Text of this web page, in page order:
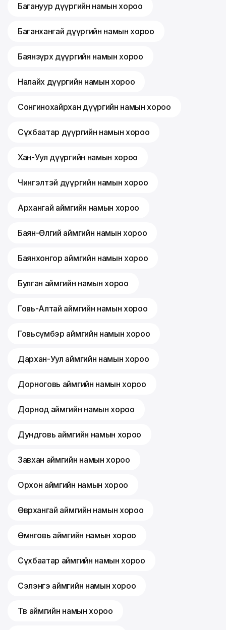
Багануур дүүргийн намын хороо
Баганхангай дүүргийн намын хороо
Баянзүрх дүүргийн намын хороо
Налайх дүүргийн намын хороо
Сонгинохайрхан дүүргийн намын хороо
Сүхбаатар дүүргийн намын хороо
Хан-Уул дүүргийн намын хороо
Чингэлтэй дүүргийн намын хороо
Архангай аймгийн намын хороо
Баян-Өлгий аймгийн намын хороо
Баянхонгор аймгийн намын хороо
Булган аймгийн намын хороо
Говь-Алтай аймгийн намын хороо
Говьсүмбэр аймгийн намын хороо
Дархан-Уул аймгийн намын хороо
Дорноговь аймгийн намын хороо
Дорнод аймгийн намын хороо
Дундговь аймгийн намын хороо
Завхан аймгийн намын хороо
Орхон аймгийн намын хороо
Өвөрхангай аймгийн намын хороо
Өмнөговь аймгийн намын хороо
Сүхбаатар аймгийн намын хороо
Сэлэнгэ аймгийн намын хороо
Төв аймгийн намын хороо